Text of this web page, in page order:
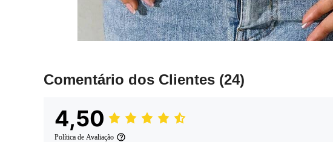
Comentário dos Clientes (24)
4,50
Política de Avaliação